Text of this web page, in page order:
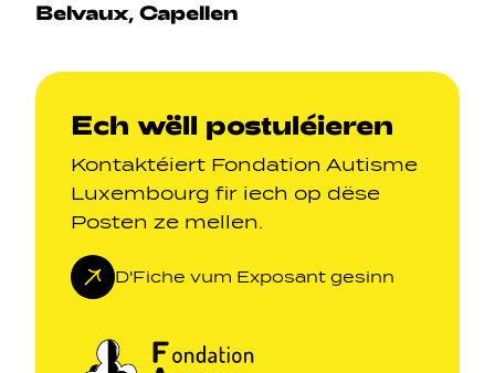
Belvaux, Capellen
Ech wëll postuléieren
Kontaktéiert Fondation Autisme
Luxembourg fir iech op dëse
Posten ze mellen.
D'Fiche vum Exposant gesinn